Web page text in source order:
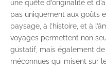
une quête d’originalité et
pas uniquement aux goûts
paysage, à l’histoire, et à
voyages permettent non
gustatif, mais également
méconnues qui misent sur